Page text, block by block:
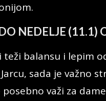
NEDELJE (11.1)
balansu i lepim
sada je važno
važi za